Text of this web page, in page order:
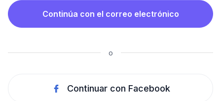
Continúa con el correo electrónico
o
Continuar con Facebook